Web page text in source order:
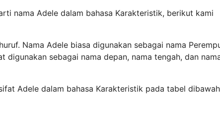
nama Adele dalam bahasa Karakteristik, berikut kami
Nama Adele biasa digunakan sebagai nama
sebagai nama depan, nama tengah, dan
Adele dalam bahasa Karakteristik pada tabel